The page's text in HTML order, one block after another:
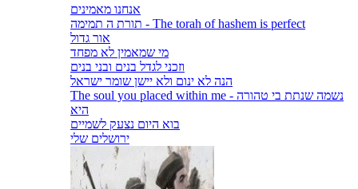
אנחנו מאמינים
תורת ה תמימה - The torah of hashem is perfect
אור גדול
מי שמאמין לא מפחד
וזכני לגדל בנים ובני בנים
הנה לא ינום ולא יישן שומר ישראל
The soul you placed within me - נשמה שנתת בי טהורה
היא
בוא היום נצעק לשמיים
ירושלים שלי